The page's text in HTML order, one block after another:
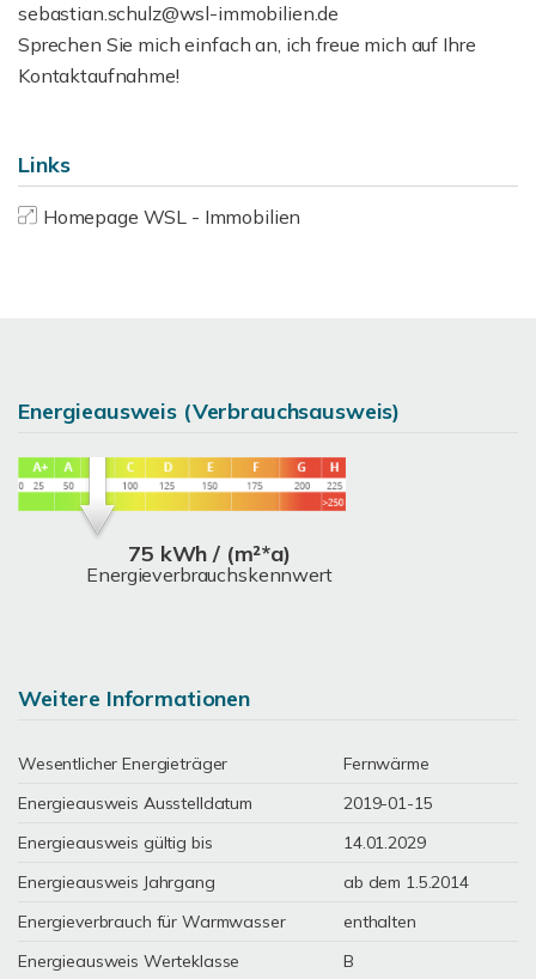
sebastian.schulz@wsl-immobilien.de
Sprechen Sie mich einfach an, ich freue mich auf Ihre
Kontaktaufnahme!
Links
Homepage WSL - Immobilien
Energieausweis (Verbrauchsausweis)
75 kWh / (m²*a)
Energieverbrauchskennwert
Weitere Informationen
Wesentlicher Energieträger
Fernwärme
Energieausweis Ausstelldatum
2019-01-15
Energieausweis gültig bis
14.01.2029
Energieausweis Jahrgang
ab dem 1.5.2014
Energieverbrauch für Warmwasser
enthalten
Energieausweis Werteklasse
B